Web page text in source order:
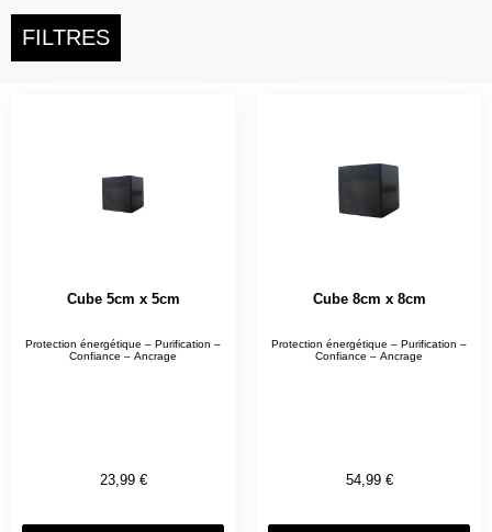
FILTRES
Cube 5cm x 5cm
Protection énergétique – Purification –
Confiance – Ancrage
23,99 €
Cube 8cm x 8cm
Protection énergétique – Purification –
Confiance – Ancrage
54,99 €